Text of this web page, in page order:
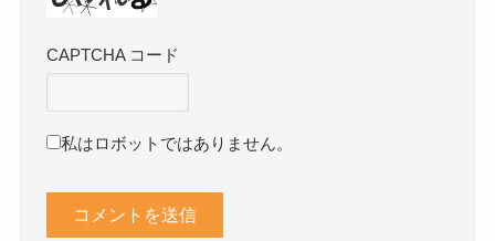
CAPTCHA コード
私はロボットではありません。